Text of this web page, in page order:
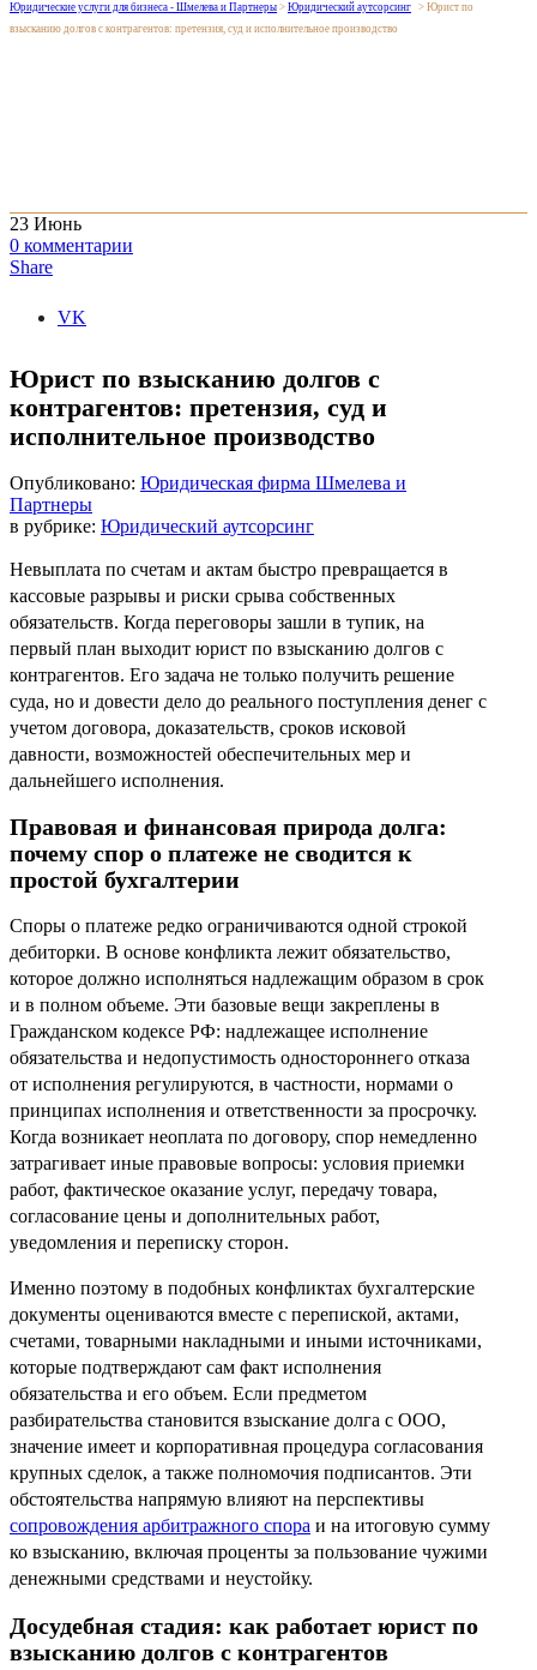
Юридические услуги для бизнеса - Шмелева и Партнеры > Юридический аутсорсинг > Юрист по
взысканию долгов с контрагентов: претензия, суд и исполнительное производство
23 Июнь
0 комментарии
Share
VK
Юрист по взысканию долгов с
контрагентов: претензия, суд и
исполнительное производство
Опубликовано: Юридическая фирма Шмелева и
Партнеры
в рубрике: Юридический аутсорсинг
Невыплата по счетам и актам быстро превращается в
кассовые разрывы и риски срыва собственных
обязательств. Когда переговоры зашли в тупик, на
первый план выходит юрист по взысканию долгов с
контрагентов. Его задача не только получить решение
суда, но и довести дело до реального поступления денег с
учетом договора, доказательств, сроков исковой
давности, возможностей обеспечительных мер и
дальнейшего исполнения.
Правовая и финансовая природа долга:
почему спор о платеже не сводится к
простой бухгалтерии
Споры о платеже редко ограничиваются одной строкой
дебиторки. В основе конфликта лежит обязательство,
которое должно исполняться надлежащим образом в срок
и в полном объеме. Эти базовые вещи закреплены в
Гражданском кодексе РФ: надлежащее исполнение
обязательства и недопустимость одностороннего отказа
от исполнения регулируются, в частности, нормами о
принципах исполнения и ответственности за просрочку.
Когда возникает неоплата по договору, спор немедленно
затрагивает иные правовые вопросы: условия приемки
работ, фактическое оказание услуг, передачу товара,
согласование цены и дополнительных работ,
уведомления и переписку сторон.
Именно поэтому в подобных конфликтах бухгалтерские
документы оцениваются вместе с перепиской, актами,
счетами, товарными накладными и иными источниками,
которые подтверждают сам факт исполнения
обязательства и его объем. Если предметом
разбирательства становится взыскание долга с ООО,
значение имеет и корпоративная процедура согласования
крупных сделок, а также полномочия подписантов. Эти
обстоятельства напрямую влияют на перспективы
сопровождения арбитражного спора и на итоговую сумму
ко взысканию, включая проценты за пользование чужими
денежными средствами и неустойку.
Досудебная стадия: как работает юрист по
взысканию долгов с контрагентов